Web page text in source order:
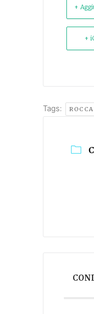
+
+
Tags: